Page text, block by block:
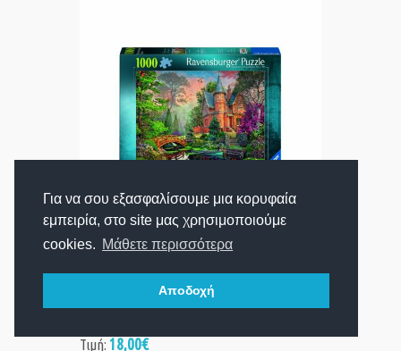
Για να σου εξασφαλίσουμε μια κορυφαία
εμπειρία, στο site μας χρησιμοποιούμε
cookies. Μάθετε περισσότερα
Αποδοχή
Ravensburger Puzzle: Terracotta
Mansion (1000pcs) (12001717)
Τιμή: 18,00€